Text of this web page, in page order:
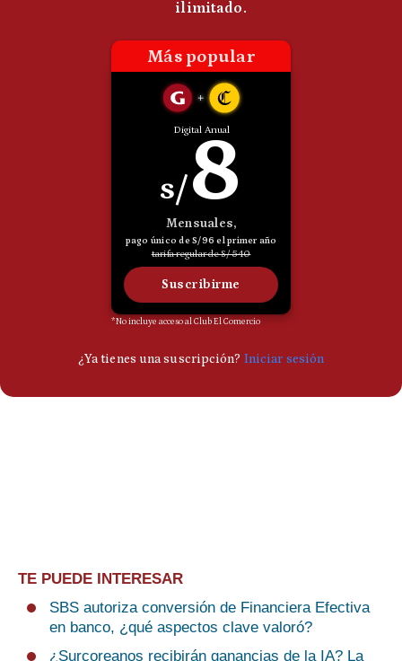
TE PUEDE INTERESAR
SBS autoriza conversión de Financiera Efectiva
en banco, ¿qué aspectos clave valoró?
¿Surcoreanos recibirán ganancias de la IA? La